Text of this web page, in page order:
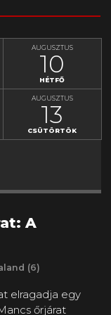
AUGUSZTUS
10
HÉTFŐ
AUGUSZTUS
13
CSÜTÖRTÖK
A
(6)
elragadja egy
őrjárat